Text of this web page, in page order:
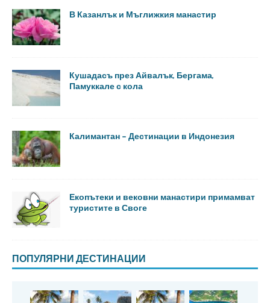
В Казанлък и Мъглижкия манастир
Кушадасъ през Айвалък, Бергама,
Памуккале с кола
Калимантан – Дестинации в Индонезия
Екопътеки и вековни манастири примамват
туристите в Своге
ПОПУЛЯРНИ ДЕСТИНАЦИИ